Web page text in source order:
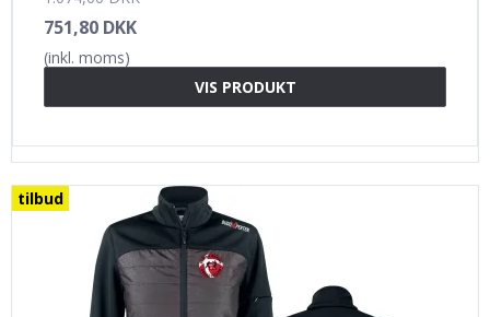
751,80 DKK
(inkl. moms)
VIS PRODUKT
tilbud